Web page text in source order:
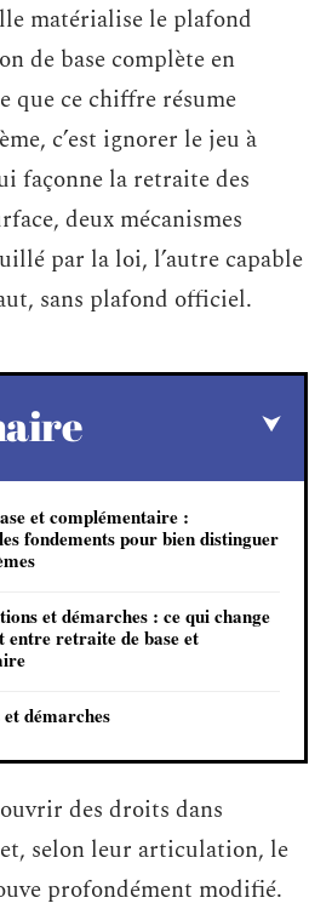
matérialise le plafond
de base complète en
que ce chiffre résume
c’est ignorer le jeu à
façonne la retraite des
deux mécanismes
par la loi, l’autre capable
sans plafond officiel.
et complémentaire :
fondements pour bien distinguer
et démarches : ce qui change
entre retraite de base et
démarches
des droits dans
selon leur articulation, le
profondément modifié.